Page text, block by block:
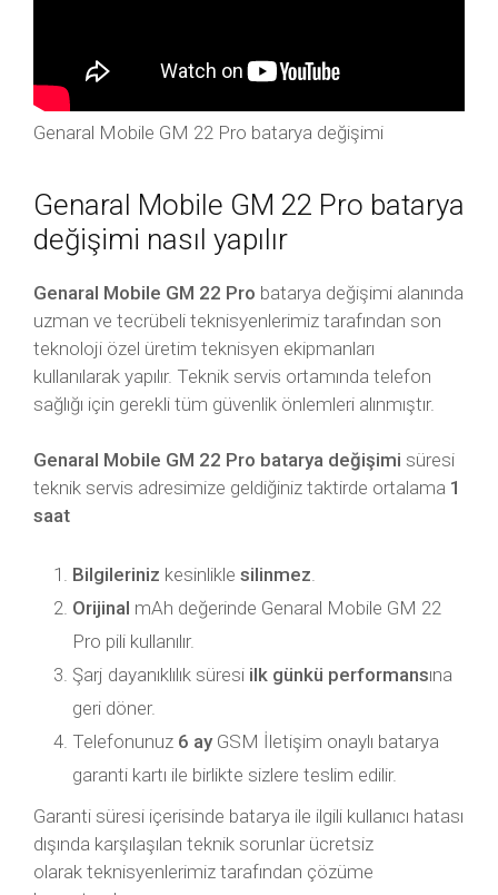
Genaral Mobile GM 22 Pro batarya değişimi
Genaral Mobile GM 22 Pro batarya
değişimi nasıl yapılır
Genaral Mobile GM 22 Pro batarya değişimi alanında
uzman ve tecrübeli teknisyenlerimiz tarafından son
teknoloji özel üretim teknisyen ekipmanları
kullanılarak yapılır. Teknik servis ortamında telefon
sağlığı için gerekli tüm güvenlik önlemleri alınmıştır.
Genaral Mobile GM 22 Pro batarya değişimi süresi
teknik servis adresimize geldiğiniz taktirde ortalama 1
saat
Bilgileriniz kesinlikle silinmez.
Orijinal mAh değerinde Genaral Mobile GM 22
Pro pili kullanılır.
Şarj dayanıklılık süresi ilk günkü performansına
geri döner.
Telefonunuz 6 ayGSM İletişim onaylı batarya
garanti kartı ile birlikte sizlere teslim edilir.
Garanti süresi içerisinde batarya ile ilgili kullanıcı hatası
dışında karşılaşılan teknik sorunlar ücretsiz
olarak teknisyenlerimiz tarafından çözüme